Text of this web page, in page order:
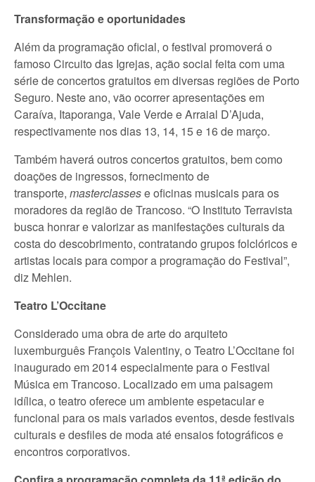
Transformação e oportunidades
Além da programação oficial, o festival promoverá o
famoso Circuito das Igrejas, ação social feita com uma
série de concertos gratuitos em diversas regiões de Porto
Seguro. Neste ano, vão ocorrer apresentações em
Caraíva, Itaporanga, Vale Verde e Arraial D’Ajuda,
respectivamente nos dias 13, 14, 15 e 16 de março.
Também haverá outros concertos gratuitos, bem como
doações de ingressos, fornecimento de
transporte, masterclassese oficinas musicais para os
moradores da região de Trancoso. “O Instituto Terravista
busca honrar e valorizar as manifestações culturais da
costa do descobrimento, contratando grupos folclóricos e
artistas locais para compor a programação do Festival”,
diz Mehlen.
Teatro L’Occitane
Considerado uma obra de arte do arquiteto
luxemburguês François Valentiny, o Teatro L’Occitane foi
inaugurado em 2014 especialmente para o Festival
Música em Trancoso. Localizado em uma paisagem
idílica, o teatro oferece um ambiente espetacular e
funcional para os mais variados eventos, desde festivais
culturais e desfiles de moda até ensaios fotográficos e
encontros corporativos.